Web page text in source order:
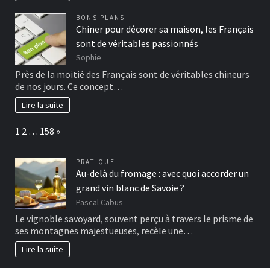
BONS PLANS
Chiner pour décorer sa maison, les Français
sont de véritables passionnés
Sophie
Près de la moitié des Français sont de véritables chineurs
de nos jours. Ce concept…
Lire la suite
Page:
1 2 … 158 Next
»
PRATIQUE
Au-delà du fromage : avec quoi accorder un
grand vin blanc de Savoie ?
Pascal Cabus
Le vignoble savoyard, souvent perçu à travers le prisme de
ses montagnes majestueuses, recèle une…
Lire la suite